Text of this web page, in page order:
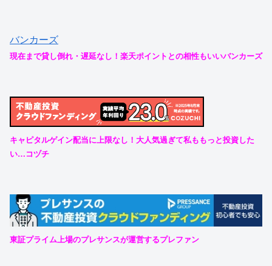
バンカーズ
現在まで貸し倒れ・遅延なし！楽天ポイントとの相性もいいバンカーズ
キャピタルゲイン配当に上限なし！大人気過ぎて私ももっと投資した
い…コヅチ
東証プライム上場のプレサンスが運営するプレファン